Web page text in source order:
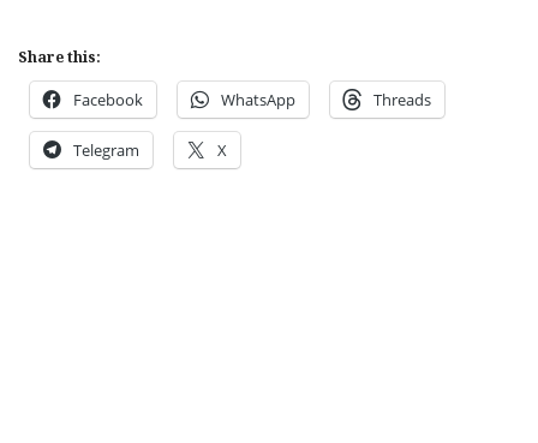
Share this:
Facebook WhatsApp Threads
Telegram X